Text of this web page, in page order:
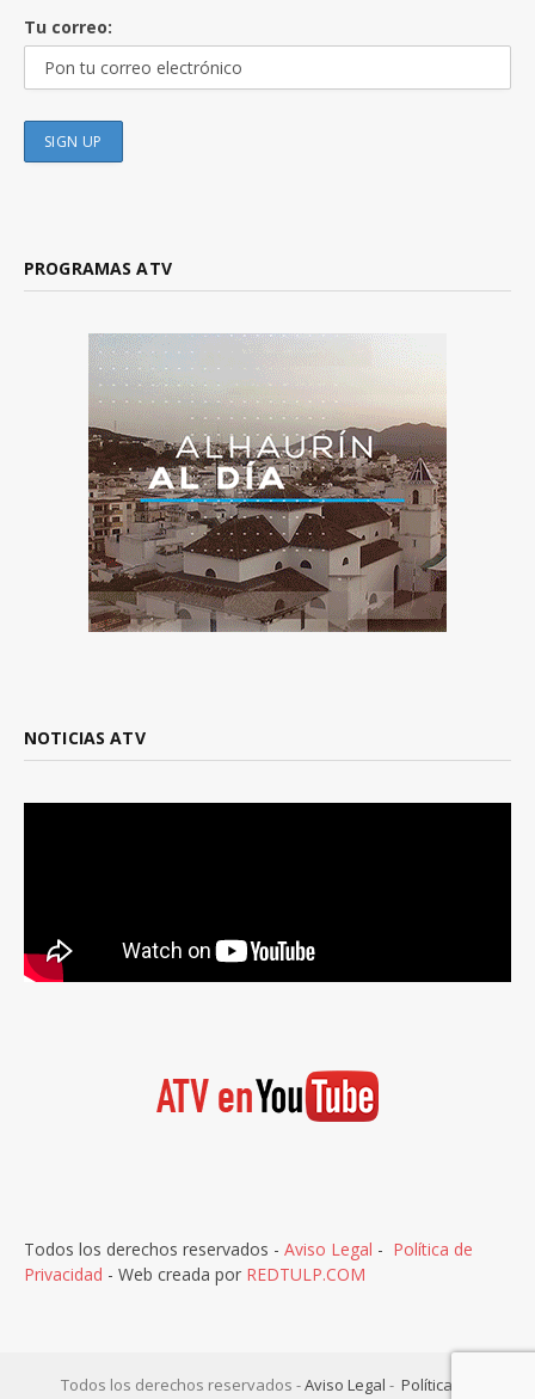
Tu correo:
PROGRAMAS ATV
NOTICIAS ATV
Todos los derechos reservados - Aviso Legal - Política de
Privacidad - Web creada por REDTULP.COM
Todos los derechos reservados -Aviso Legal - Política de